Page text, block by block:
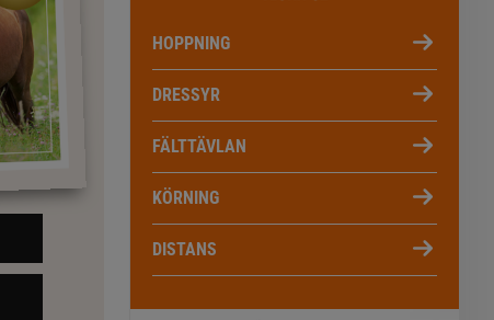
HOPPNING
DRESSYR
FÄLTTÄVLAN
KÖRNING
DISTANS